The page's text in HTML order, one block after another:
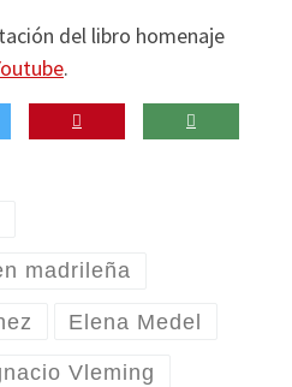
del libro homenaje
.
madrileña
Elena Medel
Vleming